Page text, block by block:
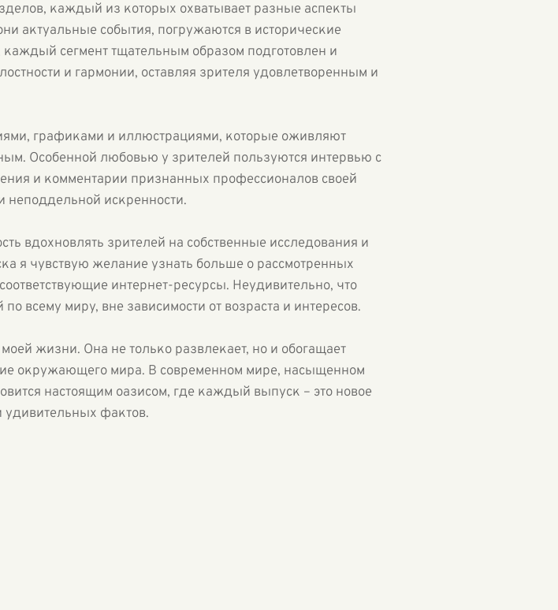
каждый из которых охватывает разные аспекты
актуальные события, погружаются в исторические
сегмент тщательным образом подготовлен и
и гармонии, оставляя зрителя удовлетворенным и
графиками и иллюстрациями, которые оживляют
Особенной любовью у зрителей пользуются интервью с
и комментарии признанных профессионалов своей
неподдельной искренности.
вдохновлять зрителей на собственные исследования и
я чувствую желание узнать больше о рассмотренных
интернет-ресурсы. Неудивительно, что
всему миру, вне зависимости от возраста и интересов.
жизни. Она не только развлекает, но и обогащает
окружающего мира. В современном мире, насыщенном
настоящим оазисом, где каждый выпуск – это новое
удивительных фактов.